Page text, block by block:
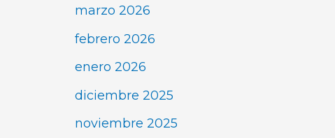
marzo 2026
febrero 2026
enero 2026
diciembre 2025
noviembre 2025